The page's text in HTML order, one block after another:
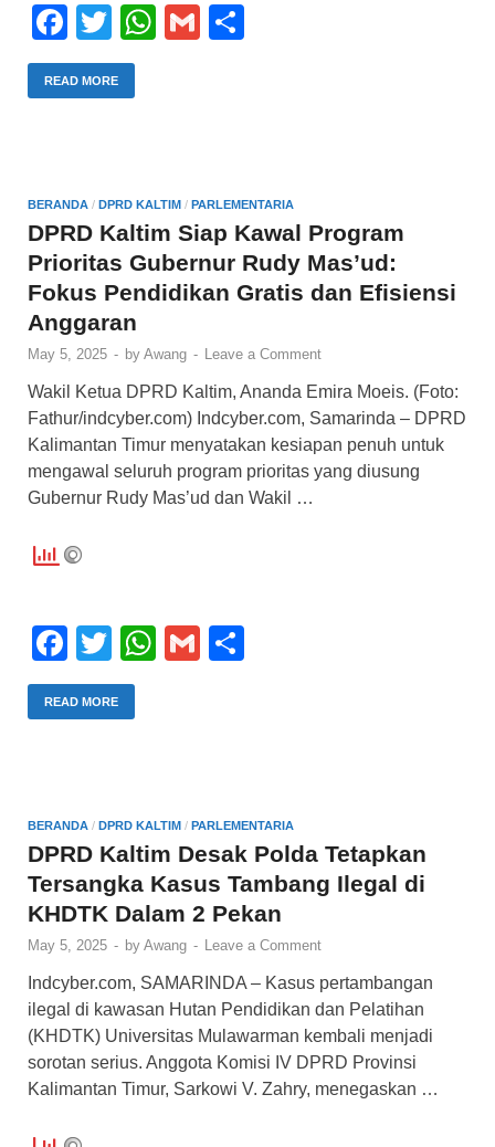
F
a
c
o
o
k
T
wi
tt
W
p
p
G
READ MORE
BERANDA / DPRD KALTIM / PARLEMENTARIA
DPRD Kaltim Siap Kawal Program
Prioritas Gubernur Rudy Mas’ud:
Fokus Pendidikan Gratis dan Efisiensi
Anggaran
May 5, 2025 - by Awang - Leave a Comment
Wakil Ketua DPRD Kaltim, Ananda Emira Moeis. (Foto:
Fathur/indcyber.com) Indcyber.com, Samarinda – DPRD
Kalimantan Timur menyatakan kesiapan penuh untuk
mengawal seluruh program prioritas yang diusung
Gubernur Rudy Mas’ud dan Wakil …
F
a
c
o
o
k
T
wi
tt
W
p
p
G
READ MORE
BERANDA / DPRD KALTIM / PARLEMENTARIA
DPRD Kaltim Desak Polda Tetapkan
Tersangka Kasus Tambang Ilegal di
KHDTK Dalam 2 Pekan
May 5, 2025 - by Awang - Leave a Comment
Indcyber.com, SAMARINDA – Kasus pertambangan
ilegal di kawasan Hutan Pendidikan dan Pelatihan
(KHDTK) Universitas Mulawarman kembali menjadi
sorotan serius. Anggota Komisi IV DPRD Provinsi
Kalimantan Timur, Sarkowi V. Zahry, menegaskan …